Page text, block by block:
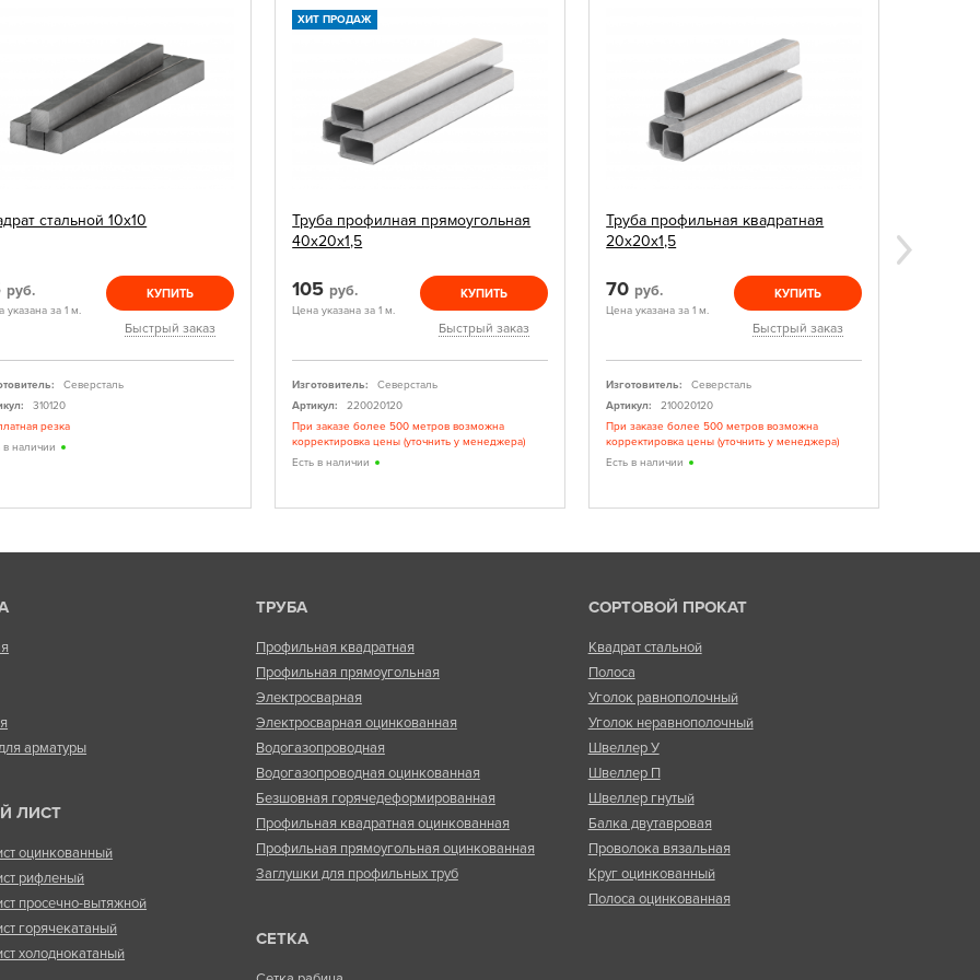
стальной 10х10
руб.
указана за 1 м.
КУПИТЬ
Быстрый заказ
Северсталь
310120
резка
в наличии
ХИТ ПРОДАЖ
Труба профилная прямоугольная
40х20х1,5
105 руб.
Цена указана за 1 м.
КУПИТЬ
Быстрый заказ
Изготовитель:
Северсталь
Артикул:
220020120
При заказе более 500 метров возможна
корректировка цены (уточнить у менеджера)
Есть в наличии
Труба профильная квадратная
20х20х1,5
70 руб.
Цена указана за 1 м.
КУПИТЬ
Быстрый заказ
Изготовитель:
Северсталь
Артикул:
210020120
При заказе более 500 метров возможна
корректировка цены (уточнить у менеджера)
Есть в наличии
арматуры
ЛИСТ
оцинкованный
рифленый
просечно-вытяжной
горячекатаный
холоднокатаный
ТРУБА
Профильная квадратная
Профильная прямоугольная
Электросварная
Электросварная оцинкованная
Водогазопроводная
Водогазопроводная оцинкованная
Безшовная горячедеформированная
Профильная квадратная оцинкованная
Профильная прямоугольная оцинкованная
Заглушки для профильных труб
СЕТКА
СОРТОВОЙ ПРОКАТ
Квадрат стальной
Полоса
Уголок равнополочный
Уголок неравнополочный
Швеллер У
Швеллер П
Швеллер гнутый
Балка двутавровая
Проволока вязальная
Круг оцинкованный
Полоса оцинкованная